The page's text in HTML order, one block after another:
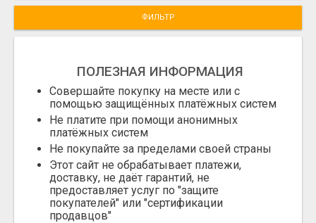
ФИЛЬТР
ПОЛЕЗНАЯ ИНФОРМАЦИЯ
Совершайте покупку на месте или с
помощью защищённых платёжных систем
Не платите при помощи анонимных
платёжных систем
Не покупайте за пределами своей страны
Этот сайт не обрабатывает платежи,
доставку, не даёт гарантий, не
предоставляет услуг по "защите
покупателей" или "сертификации
продавцов"